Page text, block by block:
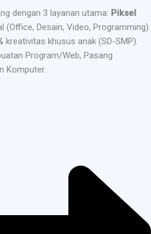
dengan 3 layanan utama: Piksel
(Office, Desain, Video, Programming).
kreativitas khusus anak (SD-SMP).
Program/Web, Pasang
Komputer.